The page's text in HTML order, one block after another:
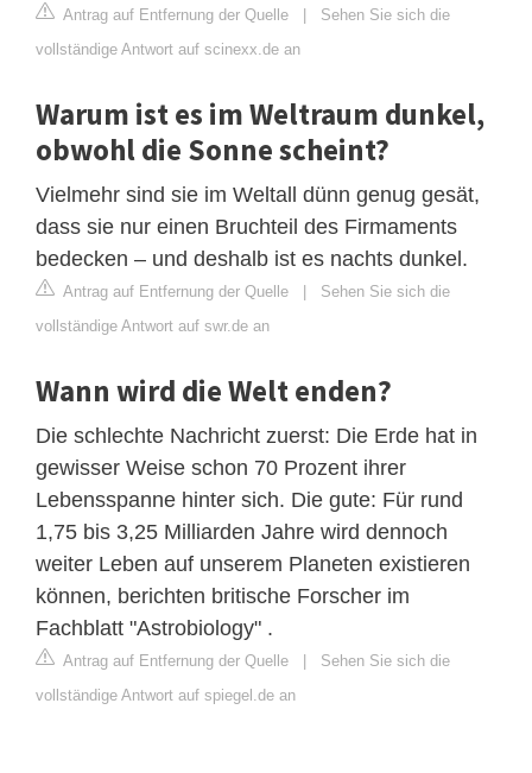
Antrag auf Entfernung der Quelle | Sehen Sie sich die
vollständige Antwort auf scinexx.de an
Warum ist es im Weltraum dunkel,
obwohl die Sonne scheint?
Vielmehr sind sie im Weltall dünn genug gesät,
dass sie nur einen Bruchteil des Firmaments
bedecken – und deshalb ist es nachts dunkel.
Antrag auf Entfernung der Quelle | Sehen Sie sich die
vollständige Antwort auf swr.de an
Wann wird die Welt enden?
Die schlechte Nachricht zuerst: Die Erde hat in
gewisser Weise schon 70 Prozent ihrer
Lebensspanne hinter sich. Die gute: Für rund
1,75 bis 3,25 Milliarden Jahre wird dennoch
weiter Leben auf unserem Planeten existieren
können, berichten britische Forscher im
Fachblatt "Astrobiology" .
Antrag auf Entfernung der Quelle | Sehen Sie sich die
vollständige Antwort auf spiegel.de an